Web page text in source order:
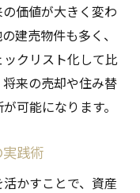
価値が大きく変わ
建売物件も多く、
クリスト化して比
来の売却や住み替
可能になります。
践術
かすことで、資産